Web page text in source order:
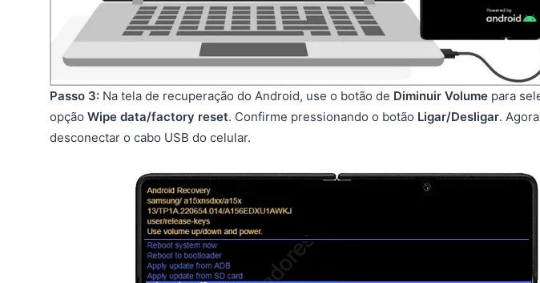
Passo 3: Na tela de recuperação do Android, use o botão de Diminuir Volume para
opção Wipe data/factory reset. Confirme pressionando o botão Ligar/Desligar.
desconectar o cabo USB do celular.